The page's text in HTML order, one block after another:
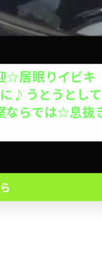
☆居眠りイビキ
♪うとうとして
ならでは☆息抜
。